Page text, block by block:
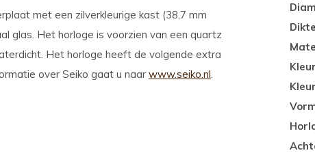
met een zilverkleurige kast (38,7 mm
glas. Het horloge is voorzien van een quartz
Het horloge heeft de volgende extra
over Seiko gaat u naar www.seiko.nl.